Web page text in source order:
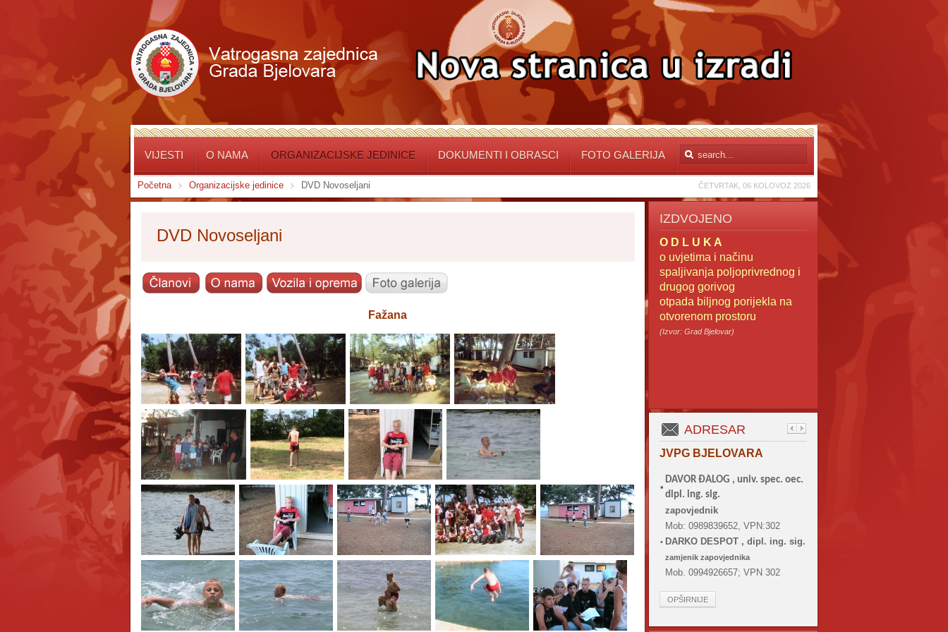
VIJESTI O NAMA ORGANIZACIJSKE JEDINICE DOKUMENTI I OBRASCI FOTO GALERIJA
ČETVRTAK, 06 KOLOVOZ 2026
Početna Organizacijske jedinice DVD Novoseljani
DVD Novoseljani
Fažana
IZDVOJENO
O D L U K A
o uvjetima i načinu
spaljivanja poljoprivrednog i
drugog gorivog
otpada biljnog porijekla na
otvorenom prostoru
(Izvor: Grad Bjelovar)
ADRESAR
JVPG BJELOVARA
•
DAVOR ĐALOG , univ. spec. oec.
dipl. ing. sig.
zapovjednik
Mob: 0989839652, VPN:302
• DARKO DESPOT , dipl. ing. sig.
zamjenik zapovjednika
Mob. 0994926657; VPN 302
OPŠIRNIJE